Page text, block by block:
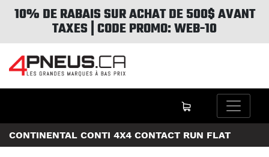
10% DE RABAIS SUR ACHAT DE 500$ AVANT
TAXES | CODE PROMO: WEB-10
CONTINENTAL CONTI 4X4 CONTACT RUN FLAT